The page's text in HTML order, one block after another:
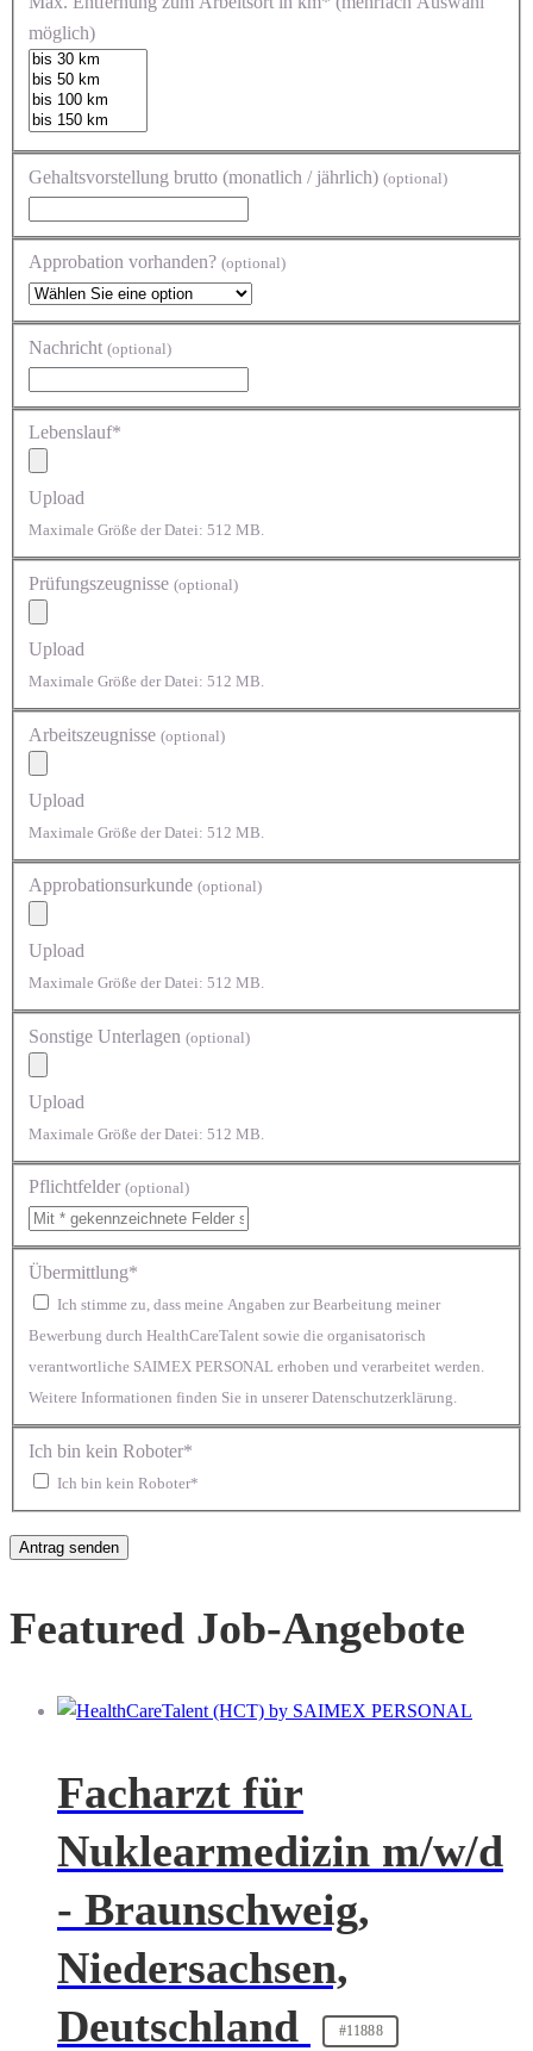
möglich)
Gehaltsvorstellung brutto (monatlich / jährlich) (optional)
Approbation vorhanden? (optional)
Nachricht (optional)
Lebenslauf*
Upload
Maximale Größe der Datei: 512 MB.
Prüfungszeugnisse (optional)
Upload
Maximale Größe der Datei: 512 MB.
Arbeitszeugnisse (optional)
Upload
Maximale Größe der Datei: 512 MB.
Approbationsurkunde (optional)
Upload
Maximale Größe der Datei: 512 MB.
Sonstige Unterlagen (optional)
Upload
Maximale Größe der Datei: 512 MB.
Pflichtfelder (optional)
Übermittlung*
Ich stimme zu, dass meine Angaben zur Bearbeitung meiner
Bewerbung durch HealthCareTalent sowie die organisatorisch
verantwortliche SAIMEX PERSONAL erhoben und verarbeitet werden.
Weitere Informationen finden Sie in unserer Datenschutzerklärung.
Ich bin kein Roboter*
Ich bin kein Roboter*
Featured Job-Angebote
Facharzt für
Nuklearmedizin m/w/d
- Braunschweig,
Niedersachsen,
Deutschland
#11888